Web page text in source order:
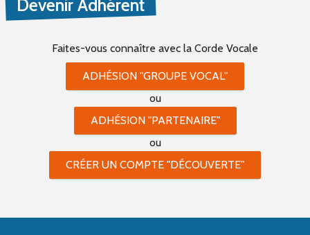
Devenir Adhérent
Faites-vous connaître avec la Corde Vocale
ADHÉSION "GROUPE VOCAL"
ou
ADHÉSION "PARTENAIRE"
ou
CRÉER UN COMPTE "DÉCOUVERTE"